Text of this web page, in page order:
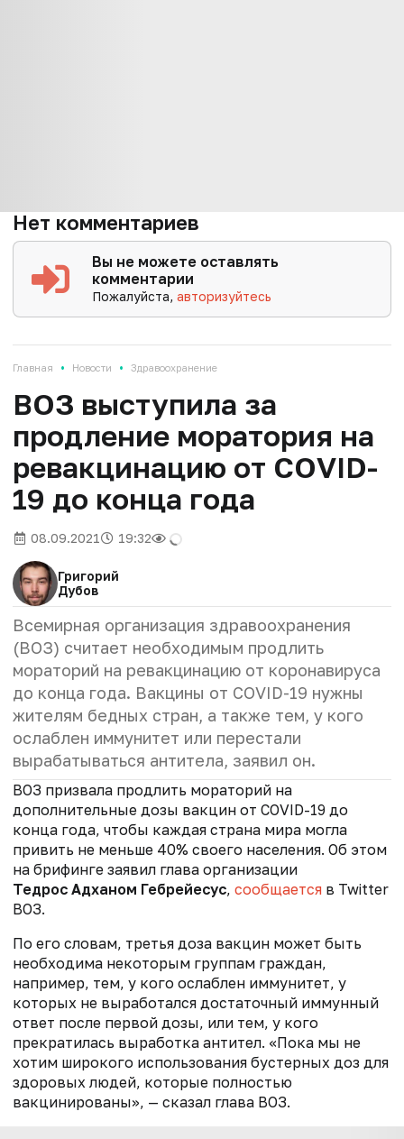
Нет комментариев
Вы не можете оставлять
комментарии
Пожалуйста,авторизуйтесь
Главная • Новости • Здравоохранение
ВОЗ выступила за
продление моратория на
ревакцинацию от COVID-
19 до конца года
08.09.2021 19:32
Григорий
Дубов
Всемирная организация здравоохранения
(ВОЗ) считает необходимым продлить
мораторий на ревакцинацию от коронавируса
до конца года. Вакцины от COVID-19 нужны
жителям бедных стран, а также тем, у кого
ослаблен иммунитет или перестали
вырабатываться антитела, заявил он.
ВОЗ призвала продлить мораторий на
дополнительные дозы вакцин от COVID-19 до
конца года, чтобы каждая страна мира могла
привить не меньше 40% своего населения. Об этом
на брифинге заявил глава организации
Тедрос Адханом Гебрейесус, сообщается в Twitter
ВОЗ.
По его словам, третья доза вакцин может быть
необходима некоторым группам граждан,
например, тем, у кого ослаблен иммунитет, у
которых не выработался достаточный иммунный
ответ после первой дозы, или тем, у кого
прекратилась выработка антител. «Пока мы не
хотим широкого использования бустерных доз для
здоровых людей, которые полностью
вакцинированы», — сказал глава ВОЗ.